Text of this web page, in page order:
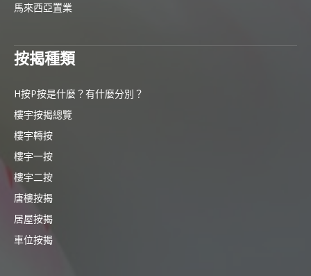
馬來西亞置業
按揭種類
H按P按是什麼？有什麼分別？
樓宇按揭總覽
樓宇轉按
樓宇一按
樓宇二按
唐樓按揭
居屋按揭
車位按揭